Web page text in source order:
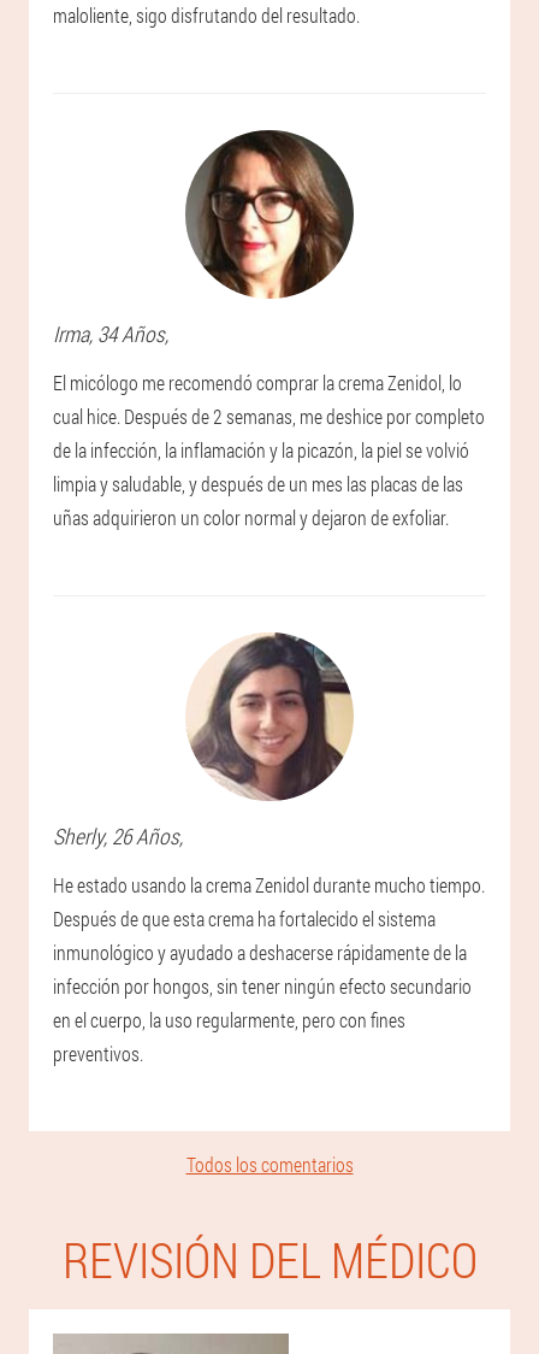
maloliente, sigo disfrutando del resultado.
Irma, 34 Años,
El micólogo me recomendó comprar la crema Zenidol, lo
cual hice. Después de 2 semanas, me deshice por completo
de la infección, la inflamación y la picazón, la piel se volvió
limpia y saludable, y después de un mes las placas de las
uñas adquirieron un color normal y dejaron de exfoliar.
Sherly, 26 Años,
He estado usando la crema Zenidol durante mucho tiempo.
Después de que esta crema ha fortalecido el sistema
inmunológico y ayudado a deshacerse rápidamente de la
infección por hongos, sin tener ningún efecto secundario
en el cuerpo, la uso regularmente, pero con fines
preventivos.
Todos los comentarios
REVISIÓN DEL MÉDICO